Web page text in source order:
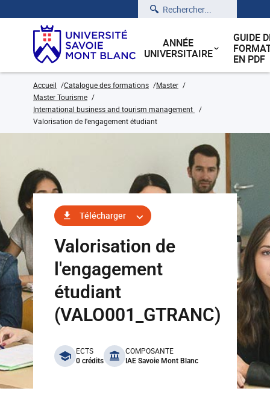
Rechercher
ANNÉE
UNIVERSITAIRE
GUIDE
EN PDF
Accueil Catalogue des formations
Master
Master Tourisme
International business and tourism management
Valorisation de l'engagement étudiant
Télécharger
Valorisation de
l'engagement
étudiant
(VALO001_GTRANC)
benefits
ECTS
0 crédits
COMPOSANTE
IAE Savoie Mont Blanc